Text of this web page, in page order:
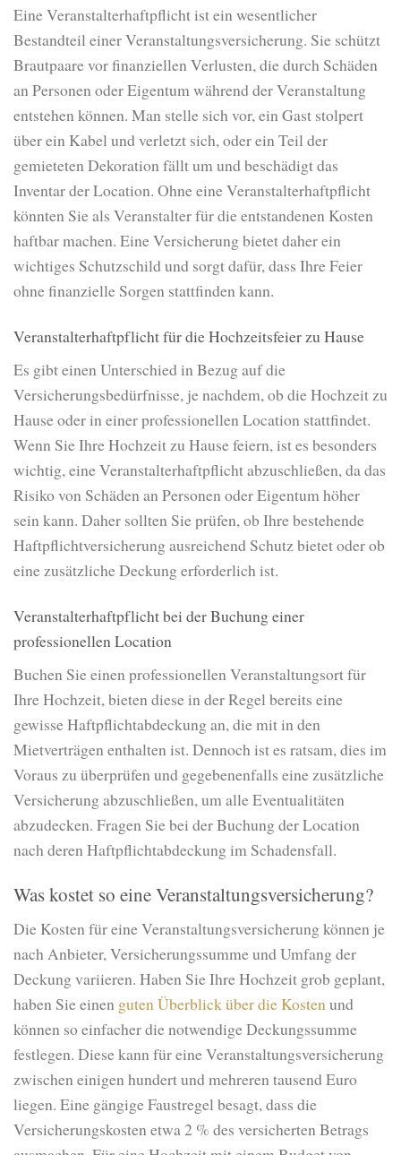
Eine Veranstalterhaftpflicht ist ein wesentlicher
Bestandteil einer Veranstaltungsversicherung. Sie schützt
Brautpaare vor finanziellen Verlusten, die durch Schäden
an Personen oder Eigentum während der Veranstaltung
entstehen können. Man stelle sich vor, ein Gast stolpert
über ein Kabel und verletzt sich, oder ein Teil der
gemieteten Dekoration fällt um und beschädigt das
Inventar der Location. Ohne eine Veranstalterhaftpflicht
könnten Sie als Veranstalter für die entstandenen Kosten
haftbar machen. Eine Versicherung bietet daher ein
wichtiges Schutzschild und sorgt dafür, dass Ihre Feier
ohne finanzielle Sorgen stattfinden kann.
Veranstalterhaftpflicht für die Hochzeitsfeier zu Hause
Es gibt einen Unterschied in Bezug auf die
Versicherungsbedürfnisse, je nachdem, ob die Hochzeit zu
Hause oder in einer professionellen Location stattfindet.
Wenn Sie Ihre Hochzeit zu Hause feiern, ist es besonders
wichtig, eine Veranstalterhaftpflicht abzuschließen, da das
Risiko von Schäden an Personen oder Eigentum höher
sein kann. Daher sollten Sie prüfen, ob Ihre bestehende
Haftpflichtversicherung ausreichend Schutz bietet oder ob
eine zusätzliche Deckung erforderlich ist.
Veranstalterhaftpflicht bei der Buchung einer
professionellen Location
Buchen Sie einen professionellen Veranstaltungsort für
Ihre Hochzeit, bieten diese in der Regel bereits eine
gewisse Haftpflichtabdeckung an, die mit in den
Mietverträgen enthalten ist. Dennoch ist es ratsam, dies im
Voraus zu überprüfen und gegebenenfalls eine zusätzliche
Versicherung abzuschließen, um alle Eventualitäten
abzudecken. Fragen Sie bei der Buchung der Location
nach deren Haftpflichtabdeckung im Schadensfall.
Was kostet so eine Veranstaltungsversicherung?
Die Kosten für eine Veranstaltungsversicherung können je
nach Anbieter, Versicherungssumme und Umfang der
Deckung variieren. Haben Sie Ihre Hochzeit grob geplant,
haben Sie einen guten Überblick über die Kostenund
können so einfacher die notwendige Deckungssumme
festlegen. Diese kann für eine Veranstaltungsversicherung
zwischen einigen hundert und mehreren tausend Euro
liegen. Eine gängige Faustregel besagt, dass die
Versicherungskosten etwa 2 % des versicherten Betrags